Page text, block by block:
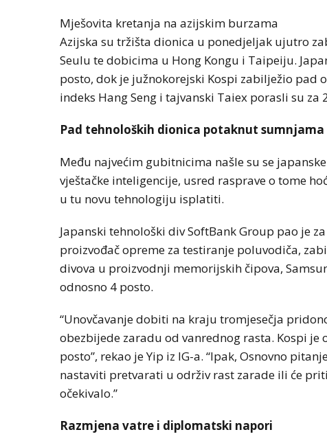
Mješovita kretanja na azijskim burzama
Azijska su tržišta dionica u ponedjeljak ujutro
Seulu te dobicima u Hong Kongu i Taipeiju.
posto, dok je južnokorejski Kospi zabilježio pad
indeks Hang Seng i tajvanski Taiex porasli su za
Pad tehnoloških dionica potaknut sumnjama
Među najvećim gubitnicima našle su se
vještačke inteligencije, usred rasprave o tome
u tu novu tehnologiju isplatiti.
Japanski tehnološki div SoftBank Group pao je
proizvođač opreme za testiranje poluvodiča,
divova u proizvodnji memorijskih čipova,
odnosno 4 posto.
“Unovčavanje dobiti na kraju tromjesečja
obezbijede zaradu od vanrednog rasta. Kospi
posto”, rekao je Yip iz IG-a. “Ipak, Osnovno
nastaviti pretvarati u održiv rast zarade ili će
očekivalo.”
Razmjena vatre i diplomatski napori